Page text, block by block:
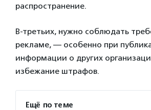
распространение.
В-третьих, нужно соблюдать
рекламе, — особенно при
информации о других
избежание штрафов.
Ещё по теме